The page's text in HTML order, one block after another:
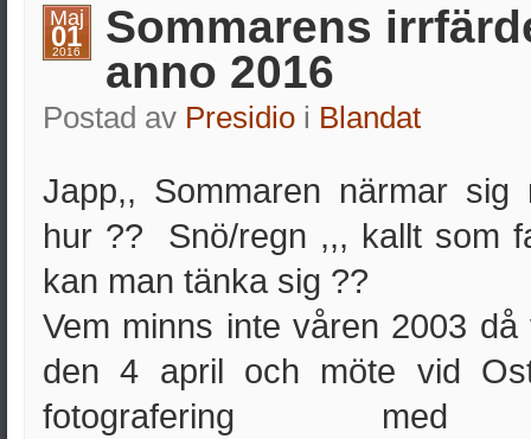
Maj
01
2016
Sommarens
anno 2016
Postad av Presidio i Blandat
Japp,, Sommaren närmar sig
hur ?? Snö/regn ,,, kallt som
kan man tänka sig ??
Vem minns inte våren 2003
den 4 april och möte vid
fotografering